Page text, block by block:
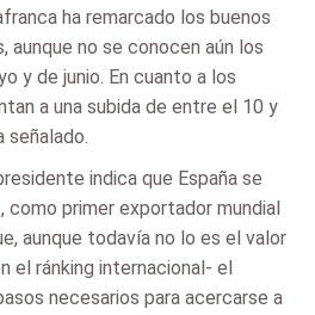
ha remarcado los buenos
aunque no se conocen aún los
y de junio. En cuanto a los
a una subida de entre el 10 y
señalado.
indica que España se
como primer exportador mundial
aunque todavía no lo es el valor
el ránking internacional- el
necesarios para acercarse a